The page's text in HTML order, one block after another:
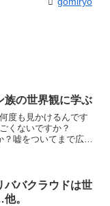
族の世界観に学ぶ
度も見かけるんです
くないですか？
嘘をついてまで広め
ピダハン...
ババクラウドは世
。